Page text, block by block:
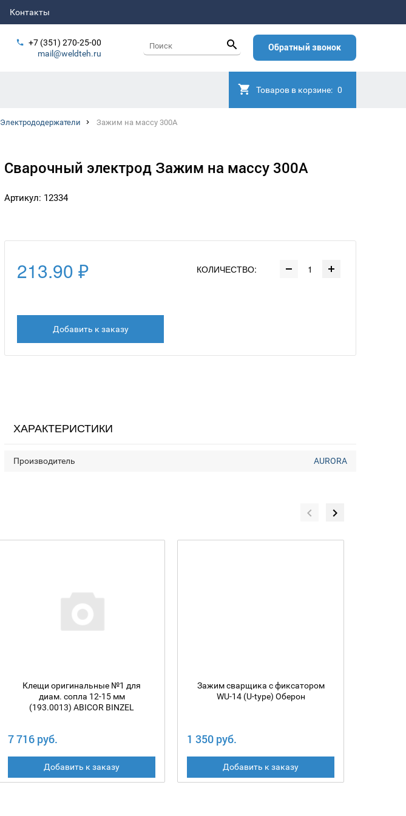
Контакты
+7 (351) 270-25-00
mail@weldteh.ru
Обратный звонок
Товаров в корзине: 0
Электрододержатели Зажим на массу 300А
Сварочный электрод Зажим на массу 300А
Артикул: 12334
213.90 ₽ КОЛИЧЕСТВО:
Добавить к заказу
ХАРАКТЕРИСТИКИ
Производитель AURORA
Клещи оригинальные №1 для
диам. сопла 12-15 мм
(193.0013) ABICOR BINZEL
7 716 руб.
Добавить к заказу
Зажим сварщика с фиксатором
WU-14 (U-type) Оберон
1 350 руб.
Добавить к заказу